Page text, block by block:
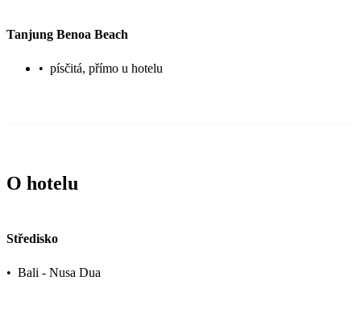
Tanjung Benoa Beach
• písčitá, přímo u hotelu
O hotelu
Středisko
• Bali - Nusa Dua